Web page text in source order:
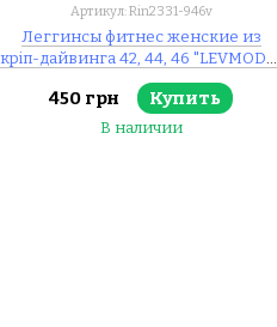
Артикул: Rin2331-946v
Леггинсы фитнес женские из
кріп-дайвинга 42, 44, 46 "LEVMODA"
недорого от прямого поставщика
450 грн Купить
В наличии